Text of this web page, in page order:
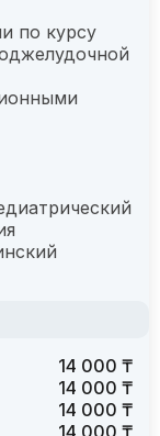
по курсу
14 000 ₸
14 000 ₸
14 000 ₸
14 000 ₸